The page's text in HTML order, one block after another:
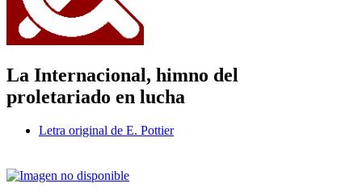
La Internacional, himno del
proletariado en lucha
Letra original de E. Pottier